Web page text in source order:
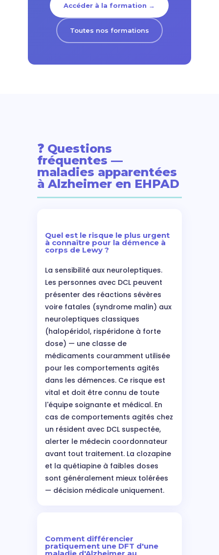
Accéder à la formation →
Toutes nos formations
❓ Questions
fréquentes —
maladies apparentées
à Alzheimer en EHPAD
Quel est le risque le plus urgent
à connaître pour la démence à
corps de Lewy ?
La sensibilité aux neuroleptiques.
Les personnes avec DCL peuvent
présenter des réactions sévères
voire fatales (syndrome malin) aux
neuroleptiques classiques
(halopéridol, rispéridone à forte
dose) — une classe de
médicaments couramment utilisée
pour les comportements agités
dans les démences. Ce risque est
vital et doit être connu de toute
l'équipe soignante et médical. En
cas de comportements agités chez
un résident avec DCL suspectée,
alerter le médecin coordonnateur
avant tout traitement. La clozapine
et la quétiapine à faibles doses
sont généralement mieux tolérées
— décision médicale uniquement.
Comment différencier
pratiquement une DFT d'une